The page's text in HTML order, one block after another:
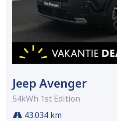
Jeep Avenger
54kWh 1st Edition
43.034 km